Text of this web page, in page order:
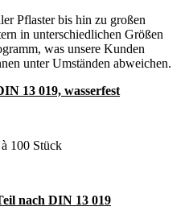
Pflaster bis hin zu großen
in unterschiedlichen Größen
was unsere Kunden
unter Umständen abweichen.
13 019, wasserfest
100 Stück
nach DIN 13 019